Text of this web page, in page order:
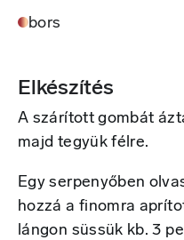
bors
Elkészítés
A szárított gombát
majd tegyük félre.
Egy serpenyőben
hozzá a finomra
lángon süssük kb. 3